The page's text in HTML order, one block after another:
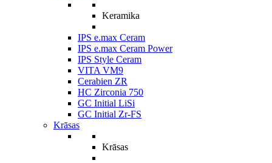
Keramika
IPS e.max Ceram
IPS e.max Ceram Power
IPS Style Ceram
VITA VM9
Cerabien ZR
HC Zirconia 750
GC Initial LiSi
GC Initial Zr-FS
Krāsas
Krāsas